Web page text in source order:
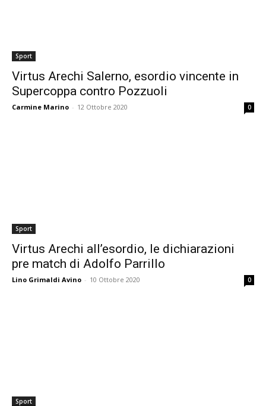
Sport
Virtus Arechi Salerno, esordio vincente in
Supercoppa contro Pozzuoli
Carmine Marino - 12 Ottobre 2020 0
Sport
Virtus Arechi all’esordio, le dichiarazioni
pre match di Adolfo Parrillo
Lino Grimaldi Avino - 10 Ottobre 2020 0
Sport